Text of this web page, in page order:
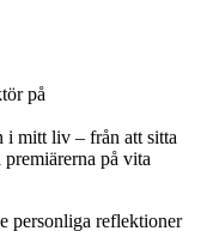
på
i mitt liv – från att sitta
på vita
personliga reflektioner